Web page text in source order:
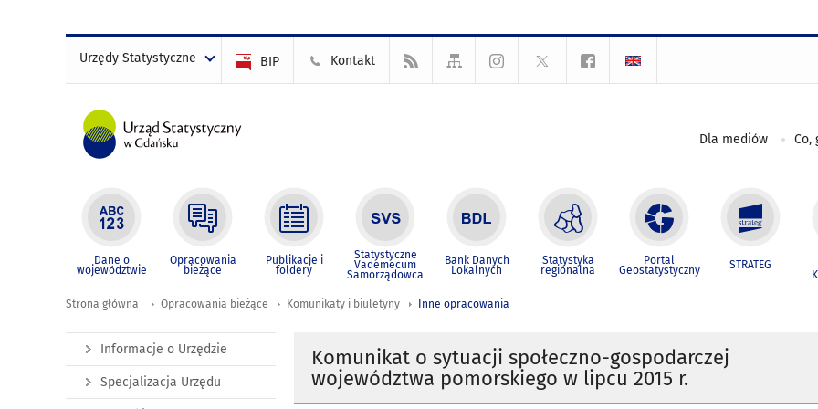
Urzędy Statystyczne BIP Kontakt
Dla mediów Co,
Dane o
województwie
Opracowania
bieżące
Publikacje i
foldery
Statystyczne
Vademecum
Samorządowca
Bank Danych
Lokalnych
Statystyka
regionalna
Portal
Geostatystyczny STRATEG
Strona główna Opracowania bieżące Komunikaty i biuletyny Inne opracowania
Komunikat o sytuacji społeczno-gospodarczej
województwa pomorskiego w lipcu 2015 r.
Informacje o Urzędzie
Specjalizacja Urzędu